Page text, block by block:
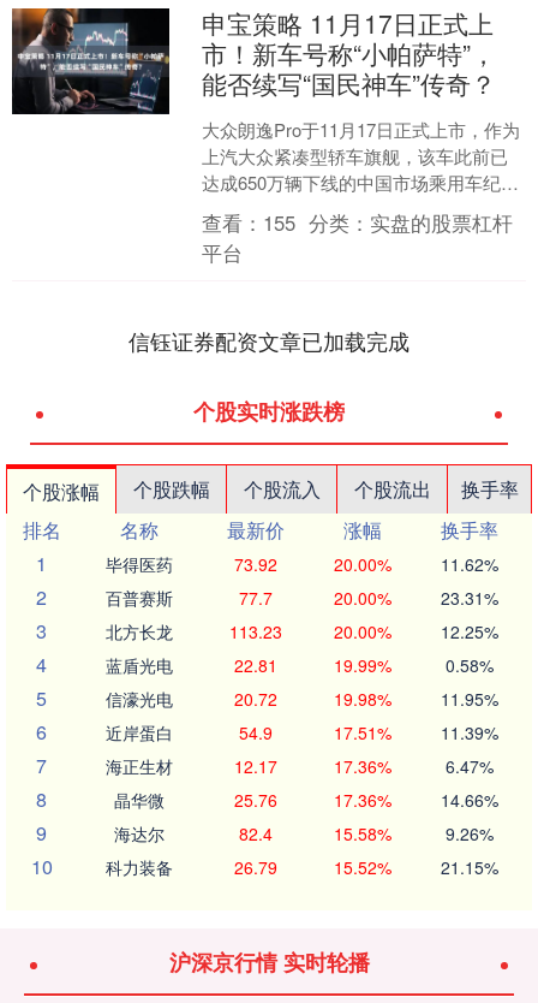
申宝策略 11月17日正式上
市！新车号称“小帕萨特”，
能否续写“国民神车”传奇？
大众朗逸Pro于11月17日正式上市，作为
上汽大众紧凑型轿车旗舰，该车此前已
达成650万辆下线的中国市场乘用车纪
录，提供经典版与星空版双前脸设计，
车身尺寸472....
查看： 155 分类： 实盘的股票杠杆
平台
信钰证券配资文章已加载完成
个股实时涨跌榜
个股涨幅 个股跌幅 个股流入 个股流出
换手率
排名
名称 最新价 涨幅
换手率
1
毕得医药 73.92 20.00% 11.62%
2 百普赛斯 77.7 20.00% 23.31%
3 北方长龙 113.23 20.00% 12.25%
4 蓝盾光电 22.81 19.99% 0.58%
5 信濠光电 20.72 19.98% 11.95%
6 近岸蛋白 54.9 17.51% 11.39%
7 海正生材 12.17 17.36% 6.47%
8 晶华微 25.76 17.36% 14.66%
9 海达尔 82.4 15.58% 9.26%
10 科力装备 26.79 15.52% 21.15%
沪深京行情 实时轮播